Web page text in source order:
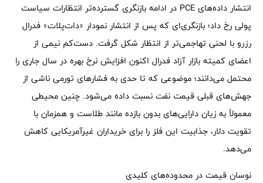
انتشار داده‌های PCE در ادامه بازنگری گسترده‌تر انتظارات سیاست
پولی رخ داد؛ بازنگری‌ای که پس از انتشار نمودار «دات‌پلات» فدرال
رزرو با لحنی تهاجمی‌تر از انتظار شکل گرفت. دست‌کم نیمی از
اعضای کمیته بازار آزاد فدرال اکنون افزایش نرخ بهره در سال جاری را
محتمل می‌دانند؛ موضوعی که تا حدی به فشارهای تورمی ناشی از
جهش‌های قبلی قیمت نفت نسبت داده می‌شود. چنین محیطی
معمولاً به زیان دارایی‌های بدون بازده مانند طلاست و همزمان با
تقویت دلار، جذابیت این فلز را برای خریداران غیرآمریکایی کاهش
می‌دهد.
نوسان قیمت در محدوده‌های کلیدی